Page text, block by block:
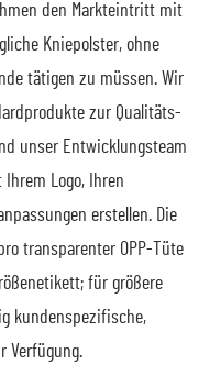
den Markteintritt mit
Kniepolster, ohne
tätigen zu müssen. Wir
zur Qualitäts-
unser Entwicklungsteam
Logo, Ihren
erstellen. Die
transparenter OPP-Tüte
für größere
kundenspezifische,
Verfügung.